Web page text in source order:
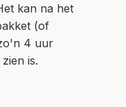
kan na het
(of
4 uur
is.